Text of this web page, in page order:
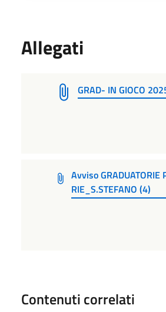
Allegati
GRAD- IN GIOCO
Avviso GRADUATORIE
RIE_S.STEFANO (4)
Contenuti correlati